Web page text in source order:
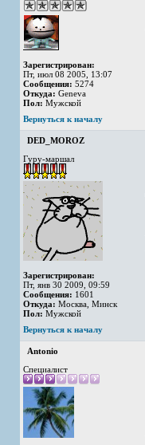
Зарегистрирован:
Пт, июл 08 2005, 13:07
Сообщения: 5274
Откуда: Geneva
Пол: Мужской
Вернуться к началу
DED_MOROZ
Гуру-маршал
Зарегистрирован:
Пт, янв 30 2009, 09:59
Сообщения: 1601
Откуда: Москва, Минск
Пол: Мужской
Вернуться к началу
Antonio
Специалист